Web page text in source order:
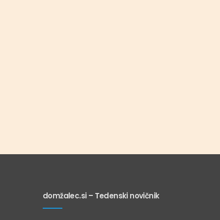
domžalec.si – Tedenski novičnik